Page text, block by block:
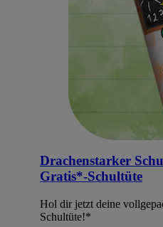
Drachenstarker
Gratis*-Schultüte
Hol dir jetzt deine
Schultüte!*